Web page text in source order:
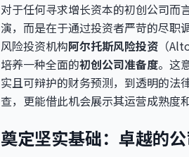
对于任何寻求增长资本的初创公司而
演，而是在于通过投资者严苛的尽职
风险投资机构阿尔托斯风险投资 （
培养一种全面的初创公司准备度。这
实且可辩护的财务预测，到透明的法
查，更能借此机会展示其运营成熟度
奠定坚实基础：卓越的